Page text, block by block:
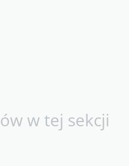
w tej sekcji